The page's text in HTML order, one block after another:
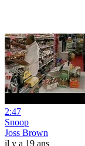
2:47
Snoop
Joss Brown
il y a 19 ans